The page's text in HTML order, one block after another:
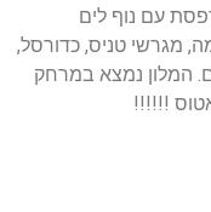
עם נוף לים
מגרשי טניס, כדורסל,
3 מסעדות וברים. המלון נמצא במרחק